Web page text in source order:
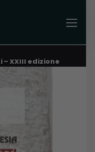
XXIII edizione